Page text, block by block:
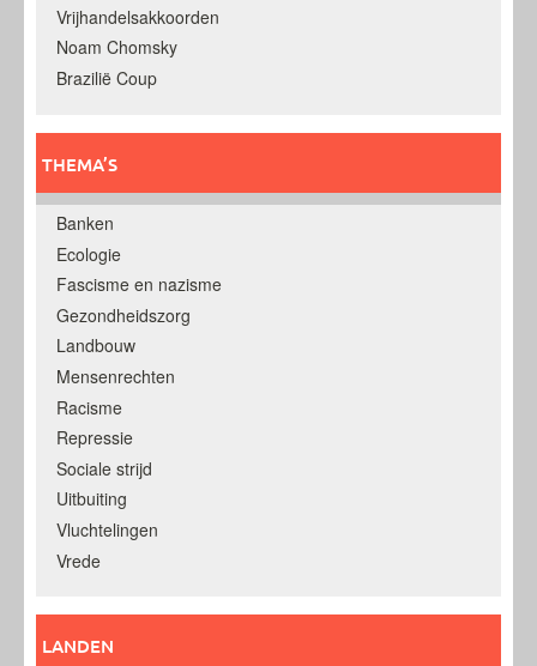
Vrijhandelsakkoorden
Noam Chomsky
Brazilië Coup
THEMA’S
Banken
Ecologie
Fascisme en nazisme
Gezondheidszorg
Landbouw
Mensenrechten
Racisme
Repressie
Sociale strijd
Uitbuiting
Vluchtelingen
Vrede
LANDEN